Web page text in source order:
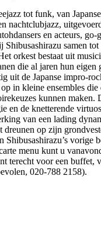
tot funk, van
nachtclubjazz,
en acteurs, go-
Shibusashirazu samen
orkest bestaat uit
die al jaren hun eigen
uit de Japanse impro-
in kleine ensembles die
kunnen maken.
en de knetterende
van een lading
op zijn
Shibusashirazu’s vorige
menu kunt u
terecht voor een buffet,
020-788 2158).